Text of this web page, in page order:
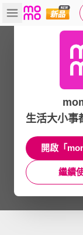
生活大小事
開啟「
繼續